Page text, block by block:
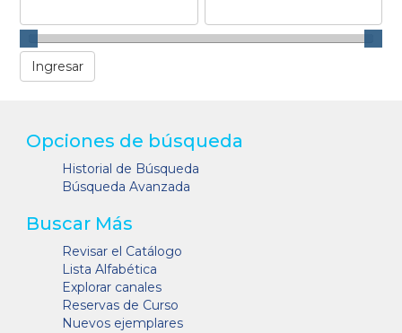
Opciones de búsqueda
Historial de Búsqueda
Búsqueda Avanzada
Buscar Más
Revisar el Catálogo
Lista Alfabética
Explorar canales
Reservas de Curso
Nuevos ejemplares